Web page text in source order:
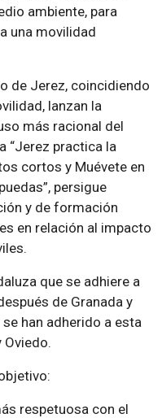
ambiente, para
una movilidad
de Jerez, coincidiendo
lanzan la
más racional del
“Jerez practica la
cortos y Muévete en
persigue
y de formación
en relación al impacto
que se adhiere a
de Granada y
han adherido a esta
Oviedo.
respetuosa con el